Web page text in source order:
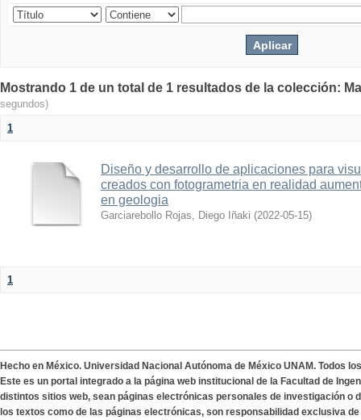
Mostrando 1 de un total de 1 resultados de la colección:
segundos)
1
Diseño y desarrollo de aplicaciones para
creados con fotogrametria en realidad
en geologia
Garciarebollo Rojas, Diego Iñaki (2022-05-15)
1
Hecho en México. Universidad Nacional Autónoma de México UNAM. Todos
Este es un portal integrado a la página web institucional de la Facultad de
distintos sitios web, sean páginas electrónicas personales de investigación o
los textos como de las páginas electrónicas, son responsabilidad exclusiva